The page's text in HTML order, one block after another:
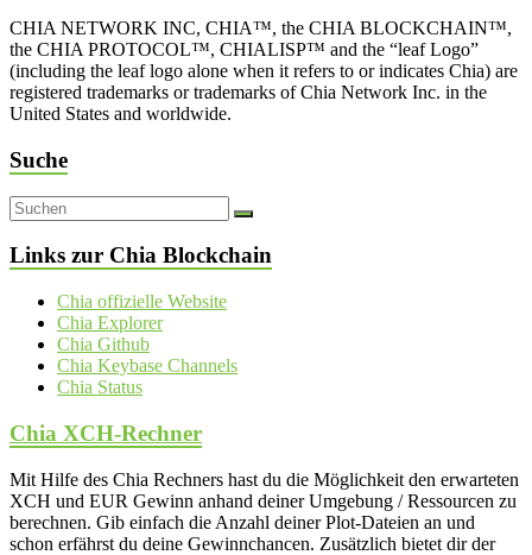
CHIA NETWORK INC, CHIA™, the CHIA BLOCKCHAIN™,
the CHIA PROTOCOL™, CHIALISP™ and the “leaf Logo”
(including the leaf logo alone when it refers to or indicates Chia) are
registered trademarks or trademarks of Chia Network Inc. in the
United States and worldwide.
Suche
Links zur Chia Blockchain
Chia offizielle Website
Chia Explorer
Chia Github
Chia Keybase Channels
Chia Status
Chia XCH-Rechner
Mit Hilfe des Chia Rechners hast du die Möglichkeit den erwarteten
XCH und EUR Gewinn anhand deiner Umgebung / Ressourcen zu
berechnen. Gib einfach die Anzahl deiner Plot-Dateien an und
schon erfährst du deine Gewinnchancen. Zusätzlich bietet dir der